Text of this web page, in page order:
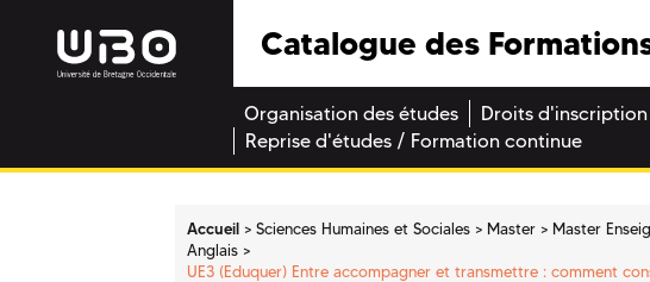
Catalogue des
Organisation des études Droits d'inscription
Reprise d'études / Formation continue
Accueil Sciences Humaines et Sociales Master
Master
Anglais
UE3 (Eduquer) Entre accompagner et transmettre : comment